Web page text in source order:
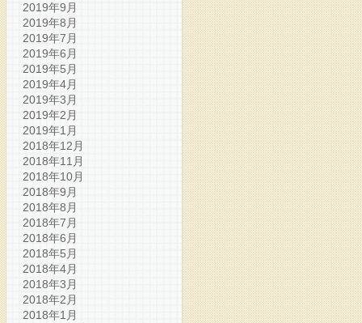
2019年9月
2019年8月
2019年7月
2019年6月
2019年5月
2019年4月
2019年3月
2019年2月
2019年1月
2018年12月
2018年11月
2018年10月
2018年9月
2018年8月
2018年7月
2018年6月
2018年5月
2018年4月
2018年3月
2018年2月
2018年1月